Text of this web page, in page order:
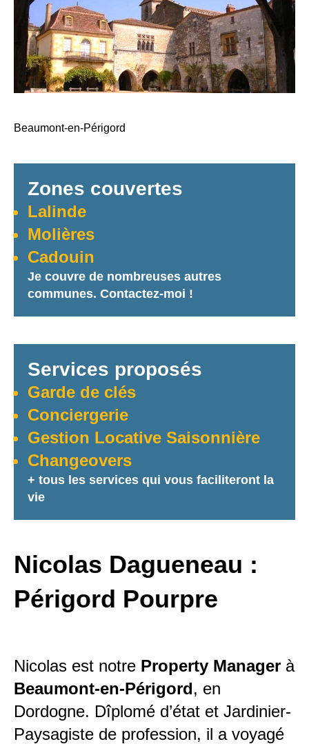
Beaumont-en-Périgord
Zones couvertes
Lalinde
Molières
Cadouin
Je couvre de nombreuses autres
communes. Contactez-moi !
Services proposés
Garde de clés
Conciergerie
Gestion Locative Saisonnière
Changeovers
+ tous les services qui vous faciliteront la
vie
Nicolas Dagueneau :
Périgord Pourpre
Nicolas est notre Property Manager à
Beaumont-en-Périgord, en
Dordogne. Dîplomé d’état et Jardinier-
Paysagiste de profession, il a voyagé